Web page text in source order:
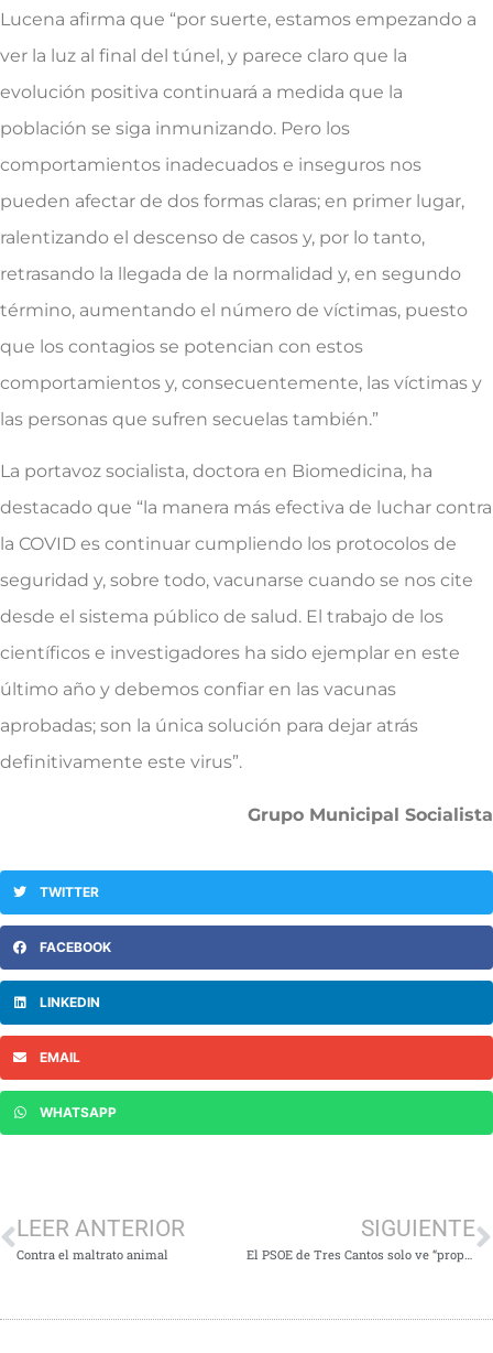
Lucena afirma que “por suerte, estamos empezando a
ver la luz al final del túnel, y parece claro que la
evolución positiva continuará a medida que la
población se siga inmunizando. Pero los
comportamientos inadecuados e inseguros nos
pueden afectar de dos formas claras; en primer lugar,
ralentizando el descenso de casos y, por lo tanto,
retrasando la llegada de la normalidad y, en segundo
término, aumentando el número de víctimas, puesto
que los contagios se potencian con estos
comportamientos y, consecuentemente, las víctimas y
las personas que sufren secuelas también.”
La portavoz socialista, doctora en Biomedicina, ha
destacado que “la manera más efectiva de luchar contra
la COVID es continuar cumpliendo los protocolos de
seguridad y, sobre todo, vacunarse cuando se nos cite
desde el sistema público de salud. El trabajo de los
científicos e investigadores ha sido ejemplar en este
último año y debemos confiar en las vacunas
aprobadas; son la única solución para dejar atrás
definitivamente este virus”.
Grupo Municipal Socialista
TWITTER
FACEBOOK
LINKEDIN
EMAIL
WHATSAPP
LEER ANTERIOR
Contra el maltrato animal
SIGUIENTE
El PSOE de Tres Cantos solo ve “propaganda vacía” en el Plan de Salud Social del Ayuntamiento